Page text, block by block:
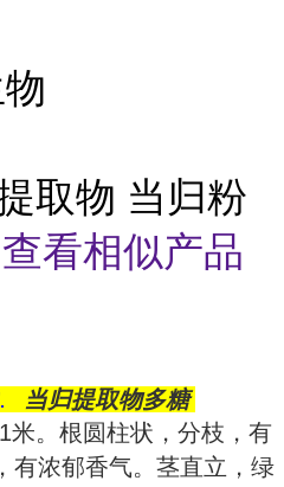
取物 当归粉
查看相似产品
当归提取物多糖
米。根圆柱状，分枝，有
有浓郁香气。茎直立，绿